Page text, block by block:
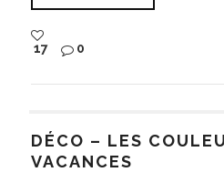
17 0
DÉCO – LES
VACANCES